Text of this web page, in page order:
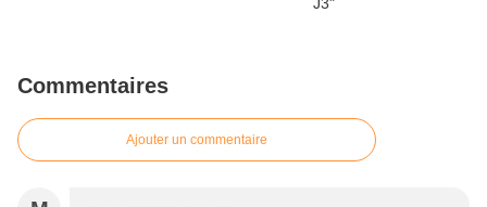
Commentaires
Ajouter un commentaire